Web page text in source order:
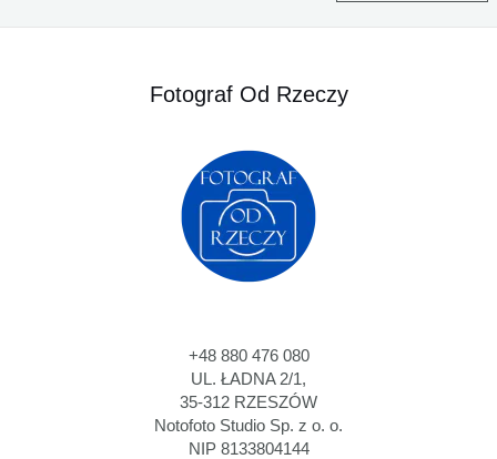
Fotograf Od Rzeczy
+48 880 476 080
UL. ŁADNA 2/1,
35-312 RZESZÓW
Notofoto Studio Sp. z o. o.
NIP 8133804144